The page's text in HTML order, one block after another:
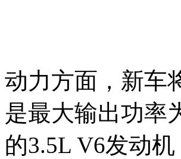
动力方面，新车
是最大输出功率
的3.5L V6发动